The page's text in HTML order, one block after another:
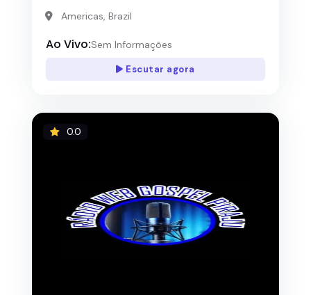
Americas, Brazil
Ao Vivo:Sem Informações
Escutar agora
0.0